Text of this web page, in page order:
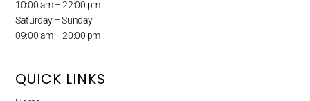
10:00 am – 22:00 pm
Saturday – Sunday
09:00 am – 20:00 pm
QUICK LINKS